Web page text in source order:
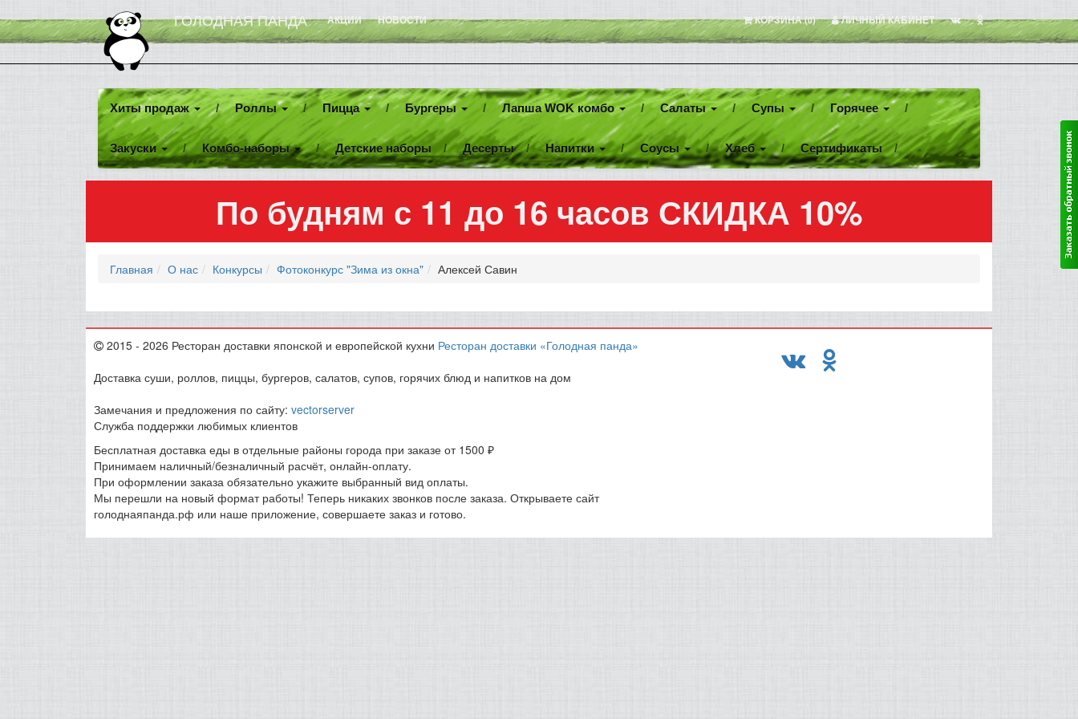
ГОЛОДНАЯ ПАНДА АКЦИИ НОВОСТИ КОРЗИНА (0) ЛИЧНЫЙ КАБИНЕТ
Хиты продаж Роллы Пицца Бургеры Лапша WOK комбо Салаты Супы Горячее
Закуски Комбо-наборы Детские наборы Десерты Напитки Соусы Хлеб Сертификаты
По будням с 11 до 16 часов СКИДКА 10%
Главная О нас Конкурсы Фотоконкурс "Зима из окна" Алексей Савин
2015 - 2026 Ресторан доставки японской и европейской кухни Ресторан доставки «Голодная панда»
Доставка суши, роллов, пиццы, бургеров, салатов, супов, горячих блюд и напитков на дом
Замечания и предложения по сайту: vectorserver
Служба поддержки любимых клиентов
Бесплатная доставка еды в отдельные районы города при заказе от 1500 ₽
Принимаем наличный/безналичный расчёт, онлайн-оплату.
При оформлении заказа обязательно укажите выбранный вид оплаты.
Мы перешли на новый формат работы! Теперь никаких звонков после заказа. Открываете сайт
голоднаяпанда.рф или наше приложение, совершаете заказ и готово.